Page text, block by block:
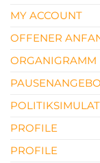
MY ACCOUNT
OFFENER
ORGANIGRAMM
PROFILE
PROFILE